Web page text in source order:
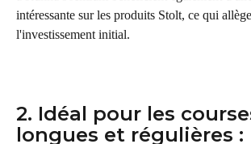
intéressante sur les produits Stolt, ce qui
l'investissement initial.
2. Idéal pour les
longues et régulières :